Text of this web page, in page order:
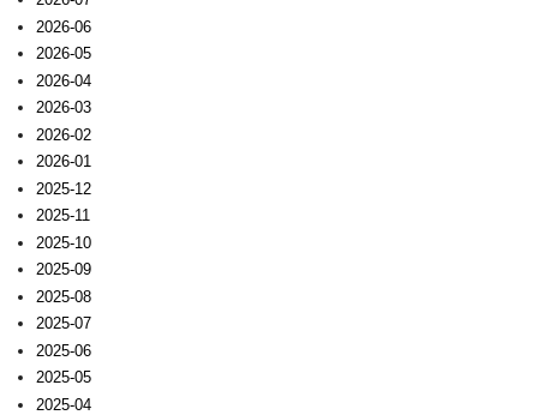
2026-06
2026-05
2026-04
2026-03
2026-02
2026-01
2025-12
2025-11
2025-10
2025-09
2025-08
2025-07
2025-06
2025-05
2025-04